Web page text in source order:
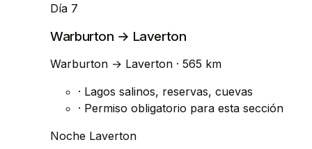
Día 7
Warburton → Laverton
Warburton → Laverton · 565 km
· Lagos salinos, reservas, cuevas
· Permiso obligatorio para esta sección
Noche Laverton